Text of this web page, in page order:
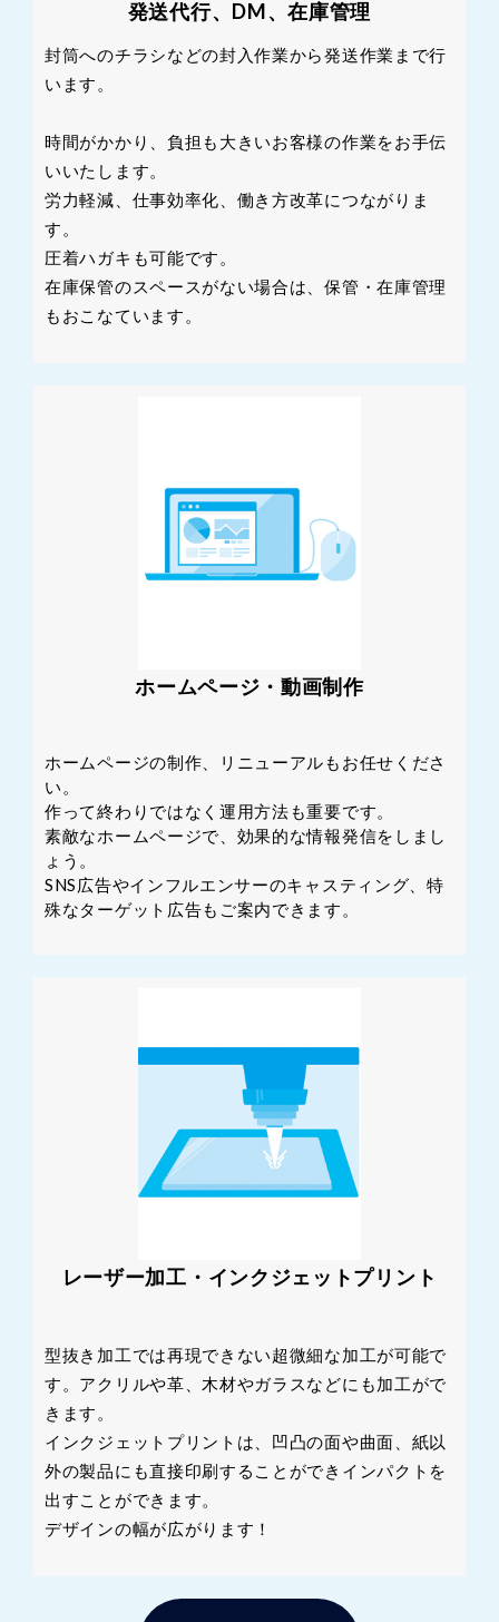
発送代行、DM、在庫管理
封筒へのチラシなどの封入作業から発送作業まで行
います。
時間がかかり、負担も大きいお客様の作業をお手伝
いいたします。
労力軽減、仕事効率化、働き方改革につながりま
す。
圧着ハガキも可能です。
在庫保管のスペースがない場合は、保管・在庫管理
もおこなています。
ホームページ・動画制作
ホームページの制作、リニューアルもお任せくださ
い。
作って終わりではなく運用方法も重要です。
素敵なホームページで、効果的な情報発信をしまし
ょう。
SNS広告やインフルエンサーのキャスティング、特
殊なターゲット広告もご案内できます。
レーザー加工・インクジェットプリント
型抜き加工では再現できない超微細な加工が可能で
す。アクリルや革、木材やガラスなどにも加工がで
きます。
インクジェットプリントは、凹凸の面や曲面、紙以
外の製品にも直接印刷することができインパクトを
出すことができます。
デザインの幅が広がります！